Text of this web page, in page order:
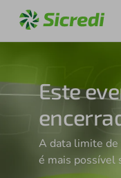
Este
A data limite de
é mais possível